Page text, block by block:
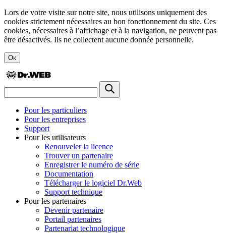
Lors de votre visite sur notre site, nous utilisons uniquement des
cookies strictement nécessaires au bon fonctionnement du site. Ces
cookies, nécessaires à l’affichage et à la navigation, ne peuvent pas
être désactivés. Ils ne collectent aucune donnée personnelle.
Ок
Pour les particuliers
Pour les entreprises
Support
Pour les utilisateurs
Renouveler la licence
Trouver un partenaire
Enregistrer le numéro de série
Documentation
Télécharger le logiciel Dr.Web
Support technique
Pour les partenaires
Devenir partenaire
Portail partenaires
Partenariat technologique